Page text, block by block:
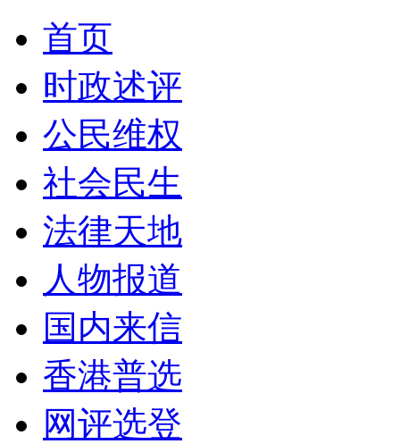
首页
时政述评
公民维权
社会民生
法律天地
人物报道
国内来信
香港普选
网评选登